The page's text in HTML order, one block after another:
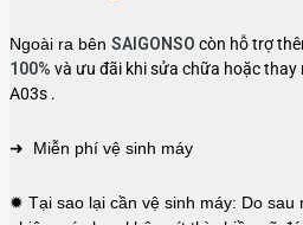
Ngoài ra bên SAIGONSO còn hỗ trợ
100% và ưu đãi khi sửa chữa hoặc thay
A03s .
➜ Miễn phí vệ sinh máy
✹ Tại sao lại cần vệ sinh máy: Do sau